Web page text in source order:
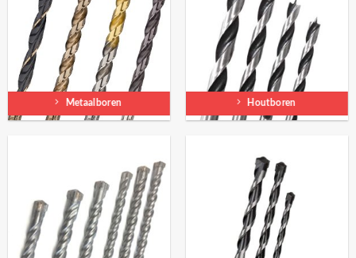
Metaalboren Houtboren